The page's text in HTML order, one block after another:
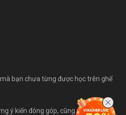
bạn chưa từng được học trên ghế
ý kiến đóng góp, cũng như bài viết